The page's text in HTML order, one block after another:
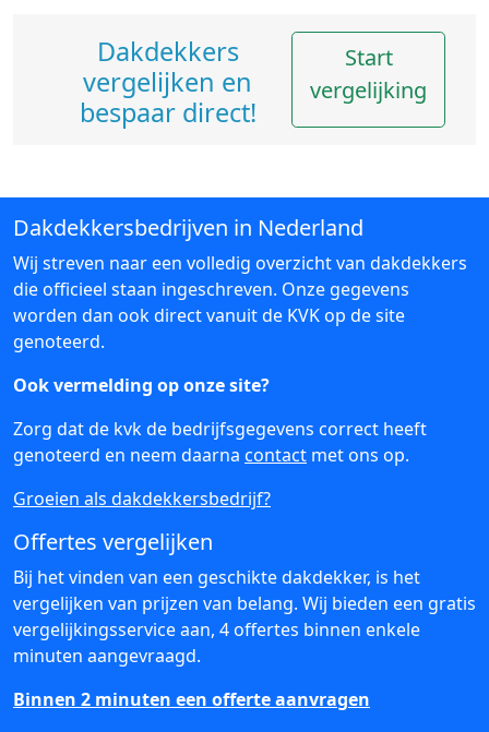
Dakdekkers
vergelijken en
bespaar direct!
Start
vergelijking
Dakdekkersbedrijven in Nederland
Wij streven naar een volledig overzicht van dakdekkers
die officieel staan ingeschreven. Onze gegevens
worden dan ook direct vanuit de KVK op de site
genoteerd.
Ook vermelding op onze site?
Zorg dat de kvk de bedrijfsgegevens correct heeft
genoteerd en neem daarna contact met ons op.
Groeien als dakdekkersbedrijf?
Offertes vergelijken
Bij het vinden van een geschikte dakdekker, is het
vergelijken van prijzen van belang. Wij bieden een gratis
vergelijkingsservice aan, 4 offertes binnen enkele
minuten aangevraagd.
Binnen 2 minuten een offerte aanvragen